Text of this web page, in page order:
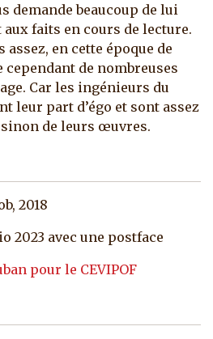
demande beaucoup de lui
faits en cours de lecture.
assez, en cette époque de
de nombreuses
Car les ingénieurs du
leur part d’égo et sont assez
de leurs œuvres.
2018
2023 avec une postface
pour le CEVIPOF